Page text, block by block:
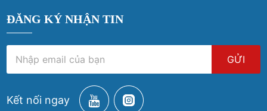
ĐĂNG KÝ NHẬN TIN
GỬI
Kết nối ngay